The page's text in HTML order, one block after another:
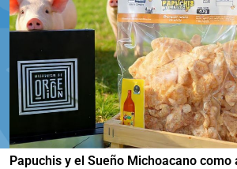
Conoce nuestra sección de